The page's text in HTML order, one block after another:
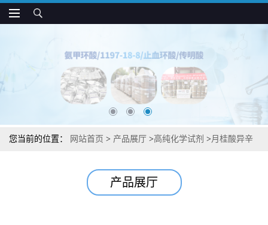
您当前的位置： 网站首页 > 产品展厅 >高纯化学试剂 >月桂酸异辛
产品展厅